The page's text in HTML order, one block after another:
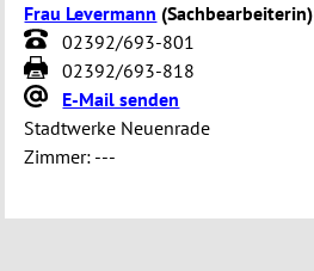
Frau Levermann (Sachbearbeiterin)
02392/693-801
02392/693-818
E-Mail senden
Stadtwerke Neuenrade
Zimmer: ---